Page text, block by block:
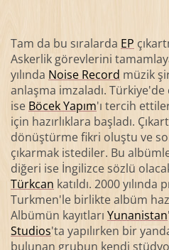
Tam da bu sıralarda EP
Askerlik görevlerini
yılında Noise Record müzik
anlaşma imzaladı.
ise Böcek Yapım'ı tercih
için hazırlıklara başladı.
dönüştürme fikri oluştu ve
çıkarmak istediler. Bu
diğeri ise İngilizce sözlü
Türkcan katıldı. 2000
Turkmen'le birlikte albüm
Albümün kayıtları Yunanistan
Studios'ta yapılırken bir
bulunan grubun kendi